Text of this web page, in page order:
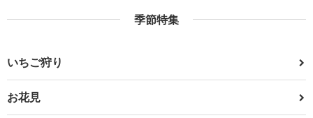
季節特集
いちご狩り
お花見